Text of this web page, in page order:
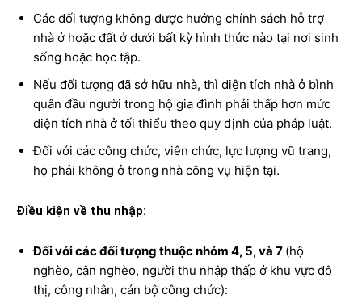
Các đối tượng không được hưởng chính sách hỗ trợ
nhà ở hoặc đất ở dưới bất kỳ hình thức nào tại nơi sinh
sống hoặc học tập.
Nếu đối tượng đã sở hữu nhà, thì diện tích nhà ở bình
quân đầu người trong hộ gia đình phải thấp hơn mức
diện tích nhà ở tối thiểu theo quy định của pháp luật.
Đối với các công chức, viên chức, lực lượng vũ trang,
họ phải không ở trong nhà công vụ hiện tại.
Điều kiện về thu nhập:
Đối với các đối tượng thuộc nhóm 4, 5, và 7 (hộ
nghèo, cận nghèo, người thu nhập thấp ở khu vực đô
thị, công nhân, cán bộ công chức):